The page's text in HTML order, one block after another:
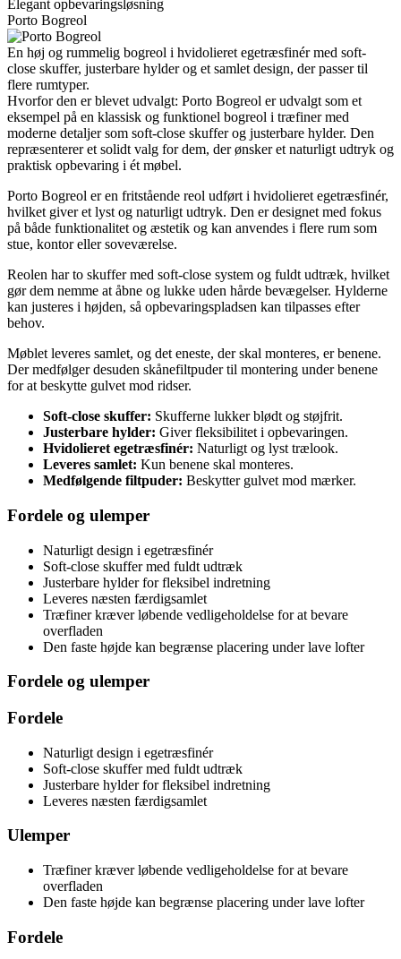
Elegant opbevaringsløsning
Porto Bogreol
En høj og rummelig bogreol i hvidolieret egetræsfinér med soft-
close skuffer, justerbare hylder og et samlet design, der passer til
flere rumtyper.
Hvorfor den er blevet udvalgt: Porto Bogreol er udvalgt som et
eksempel på en klassisk og funktionel bogreol i træfiner med
moderne detaljer som soft-close skuffer og justerbare hylder. Den
repræsenterer et solidt valg for dem, der ønsker et naturligt udtryk og
praktisk opbevaring i ét møbel.
Porto Bogreol er en fritstående reol udført i hvidolieret egetræsfinér,
hvilket giver et lyst og naturligt udtryk. Den er designet med fokus
på både funktionalitet og æstetik og kan anvendes i flere rum som
stue, kontor eller soveværelse.
Reolen har to skuffer med soft-close system og fuldt udtræk, hvilket
gør dem nemme at åbne og lukke uden hårde bevægelser. Hylderne
kan justeres i højden, så opbevaringspladsen kan tilpasses efter
behov.
Møblet leveres samlet, og det eneste, der skal monteres, er benene.
Der medfølger desuden skånefiltpuder til montering under benene
for at beskytte gulvet mod ridser.
Soft-close skuffer: Skufferne lukker blødt og støjfrit.
Justerbare hylder: Giver fleksibilitet i opbevaringen.
Hvidolieret egetræsfinér: Naturligt og lyst trælook.
Leveres samlet: Kun benene skal monteres.
Medfølgende filtpuder: Beskytter gulvet mod mærker.
Fordele og ulemper
Naturligt design i egetræsfinér
Soft-close skuffer med fuldt udtræk
Justerbare hylder for fleksibel indretning
Leveres næsten færdigsamlet
Træfiner kræver løbende vedligeholdelse for at bevare
overfladen
Den faste højde kan begrænse placering under lave lofter
Fordele og ulemper
Fordele
Naturligt design i egetræsfinér
Soft-close skuffer med fuldt udtræk
Justerbare hylder for fleksibel indretning
Leveres næsten færdigsamlet
Ulemper
Træfiner kræver løbende vedligeholdelse for at bevare
overfladen
Den faste højde kan begrænse placering under lave lofter
Fordele